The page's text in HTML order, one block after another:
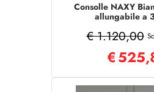
Consolle NAXY
allungabile a
€ 1.120,00
€